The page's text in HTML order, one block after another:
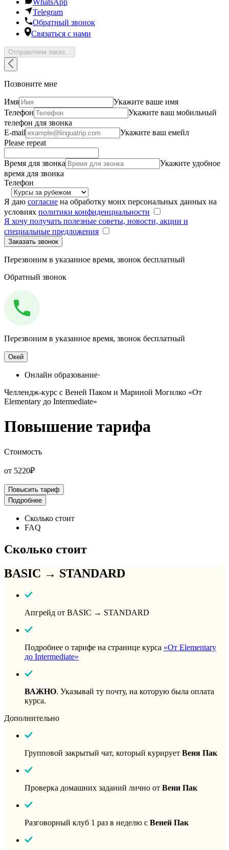
WhatsApp
Telegram
Обратный звонок
Связаться с нами
Отправляем заказ...
Позвоните мне
Имя
Укажите ваше имя
Телефон
Укажите ваш мобильный
телефон для звонка
E-mail
Укажите ваш емейл
Please repeat
Время для звонка
Укажите удобное
время для звонка
Телефон
Я даю согласие на обработку моих персональных данных на
условиях политики конфиденциальности
Я хочу получать полезные советы, новости, акции и
специальные предложения
Перезвоним в указанное время, звонок бесплатный
Обратный звонок
Перезвоним в указанное время, звонок бесплатный
Окей
Онлайн образование·
Челлендж-курс с Веней Паком и Мариной Могилко «От
Elementary до Intermediate»
Повышение тарифа
Стоимость
от 5220₽
Повысить тариф
Подробнее
Сколько стоит
FAQ
Сколько стоит
BASIC → STANDARD
Апгрейд от BASIC → STANDARD
Подробнее о тарифе на странице курса «От Elementary
до Intermediate»
ВАЖНО. Указывай ту почту, на которую была оплата
курса.
Дополнительно
Групповой закрытый чат, который курирует Веня Пак
Проверка домашних заданий лично от Вени Пак
Разговорный клуб 1 раз в неделю с Веней Пак